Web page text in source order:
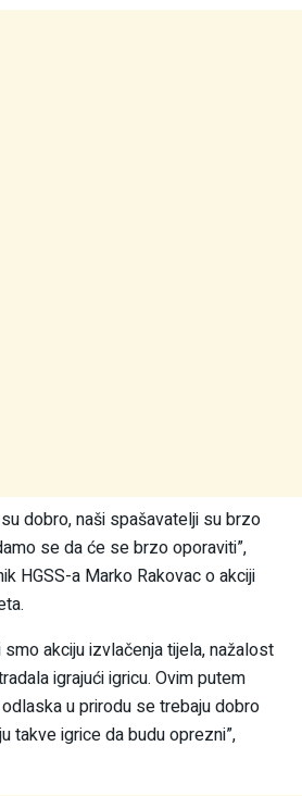
dobro, naši spašavatelji su brzo
se da će se brzo oporaviti”,
HGSS-a Marko Rakovac o akciji
smo akciju izvlačenja tijela, nažalost
igrajući igricu. Ovim putem
u prirodu se trebaju dobro
takve igrice da budu oprezni”,